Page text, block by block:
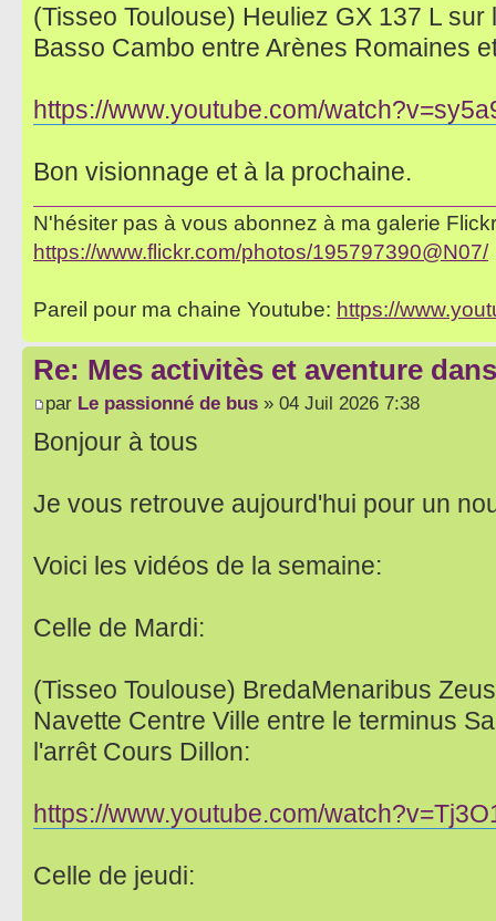
(Tisseo Toulouse) Heuliez GX 137 L
Basso Cambo entre Arènes Romaines
https://www.youtube.com/
Bon visionnage et à la prochaine.
N'hésiter pas à vous abonnez à ma galerie
https://www.flickr.com/photos/195797390@N07/
Pareil pour ma chaine Youtube: https://
Re: Mes activitès et aventure
par Le passionné de bus » 04 Juil 2026 7:38
Bonjour à tous
Je vous retrouve aujourd'hui pour un
Voici les vidéos de la semaine:
Celle de Mardi:
(Tisseo Toulouse) BredaMenaribus
Navette Centre Ville entre le terminus
l'arrêt Cours Dillon:
https://www.youtube.com/
Celle de jeudi: